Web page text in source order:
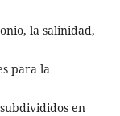
la salinidad,
para la
en